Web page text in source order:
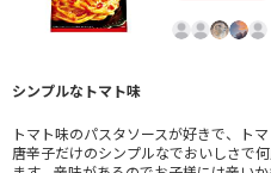
シンプルなトマト味
トマト味のパスタソースが好きで、ト
唐辛子だけのシンプルなでおいしさで